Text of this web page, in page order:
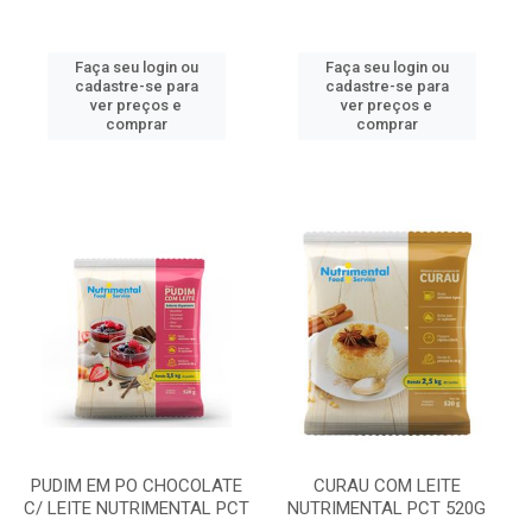
Faça seu login ou
cadastre-se para
ver preços e
comprar
Faça seu login ou
cadastre-se para
ver preços e
comprar
PUDIM EM PO CHOCOLATE
C/ LEITE NUTRIMENTAL PCT
CURAU COM LEITE
NUTRIMENTAL PCT 520G